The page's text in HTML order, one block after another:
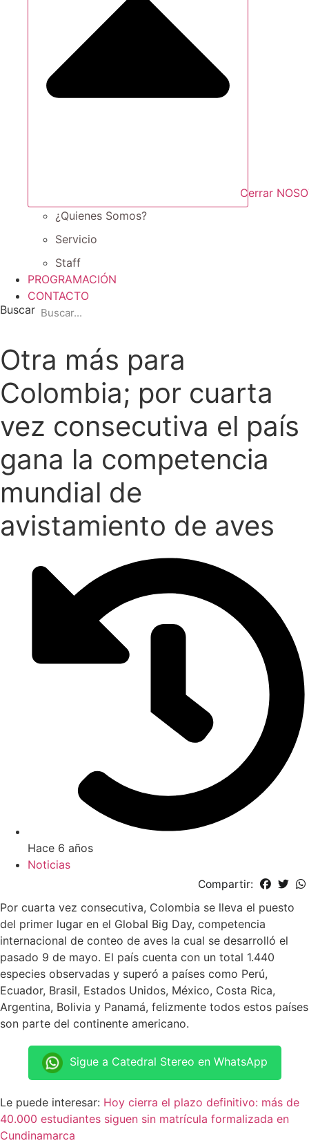
Cerrar
¿Quienes Somos?
Servicio
Staff
PROGRAMACIÓN
CONTACTO
Buscar
Otra más para
Colombia; por cuarta
vez consecutiva el país
gana la competencia
mundial de
avistamiento de aves
Hace 6 años
Noticias
Compartir:
Por cuarta vez consecutiva, Colombia se lleva el puesto
del primer lugar en el Global Big Day, competencia
internacional de conteo de aves la cual se desarrolló el
pasado 9 de mayo. El país cuenta con un total 1.440
especies observadas y superó a países como Perú,
Ecuador, Brasil, Estados Unidos, México, Costa Rica,
Argentina, Bolivia y Panamá, felizmente todos estos países
son parte del continente americano.
Sigue a Catedral Stereo en WhatsApp
Le puede interesar: Hoy cierra el plazo definitivo: más de
40.000 estudiantes siguen sin matrícula formalizada en
Cundinamarca